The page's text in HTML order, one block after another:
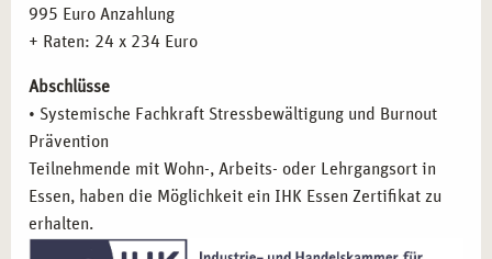
995 Euro Anzahlung
+ Raten: 24 x 234 Euro
Abschlüsse
• Systemische Fachkraft Stressbewältigung und Burnout
Prävention
Teilnehmende mit Wohn-, Arbeits- oder Lehrgangsort in
Essen, haben die Möglichkeit ein IHK Essen Zertifikat zu
erhalten.